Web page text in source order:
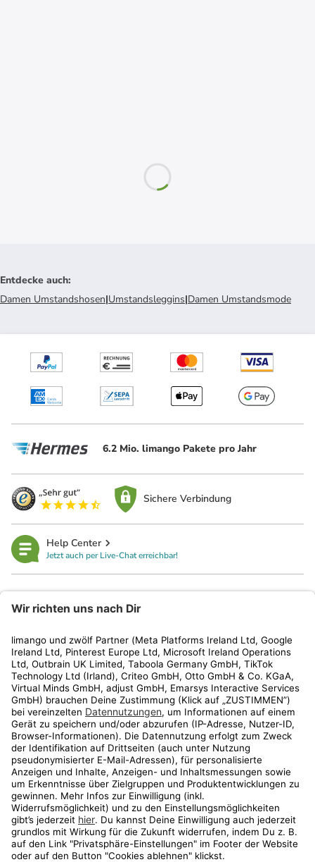
Entdecke auch:
Damen Umstandshosen|Umstandsleggins|Damen Umstandsmode
6.2 Mio. limango Pakete pro Jahr
Sichere Verbindung
Help Center
Jetzt auch per Live-Chat erreichbar!
Kundenservice
Shop
Aktionen
Travel